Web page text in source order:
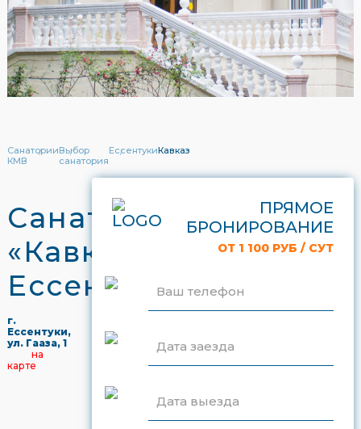
Санатории
КМВ
Выбор
санатория
ЕссентукиКавказ
Санаторий
«Кавказ»
Ессентуки
г.
Ессентуки,
ул. Гааза, 1
на
карте
ПРЯМОЕ
БРОНИРОВАНИЕ
ОТ 1 100 РУБ / СУТ
Ваш телефон
Дата заезда
Дата выезда